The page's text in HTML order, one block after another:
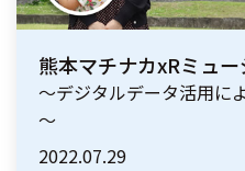
熊本マチナカxRミュー
～デジタルデータ活用に
～
2022.07.29